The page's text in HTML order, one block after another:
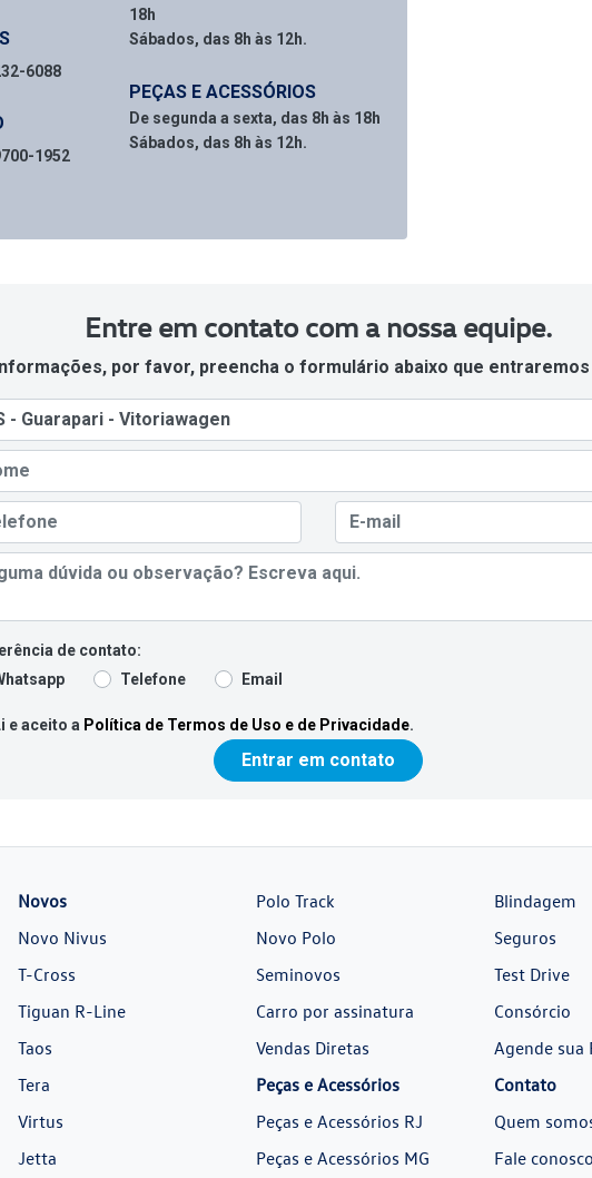
6088
1952
18h
Sábados, das 8h às 12h.
PEÇAS E ACESSÓRIOS
De segunda a sexta, das 8h às 18h
Sábados, das 8h às 12h.
Entre em contato com a nossa equipe.
por favor, preencha o formulário abaixo que
de contato:
Telefone Email
e aceito a Política de Termos de Uso e de Privacidade.
Entrar em contato
Novos
Novo Nivus
T-Cross
Tiguan R-Line
Taos
Tera
Virtus
Jetta
Polo Track
Novo Polo
Seminovos
Carro por assinatura
Vendas Diretas
Peças e Acessórios
Peças e Acessórios RJ
Peças e Acessórios MG
Blindagem
Seguros
Test Drive
Consórcio
Agende sua
Contato
Quem
Fale conosco